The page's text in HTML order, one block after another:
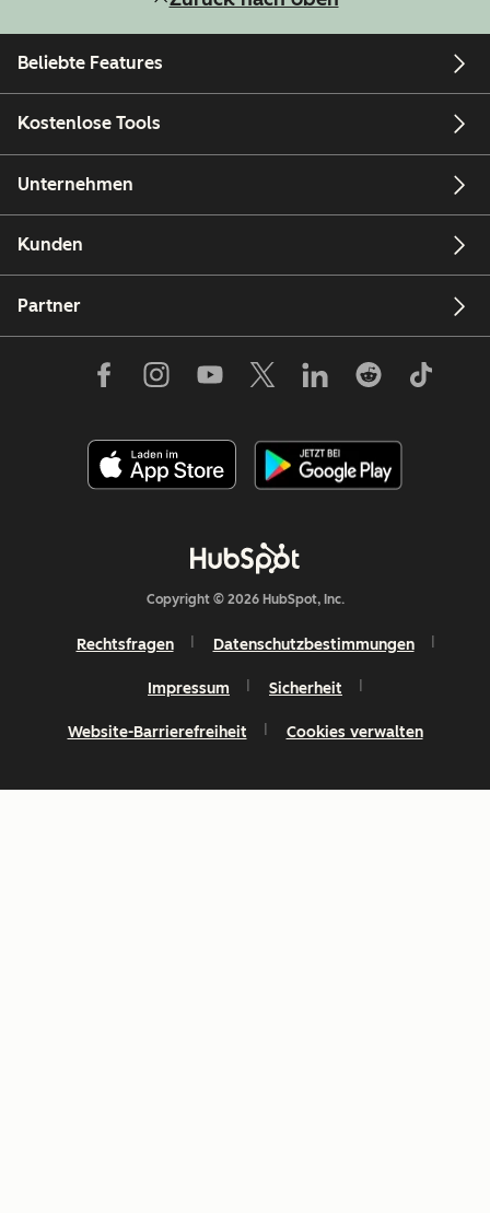
Beliebte Features
Kostenlose Tools
Unternehmen
Kunden
Partner
Copyright © 2026 HubSpot, Inc.
Rechtsfragen Datenschutzbestimmungen
Impressum Sicherheit
Website-Barrierefreiheit Cookies verwalten